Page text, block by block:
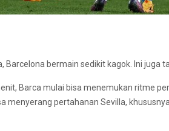
Barcelona bermain sedikit kagok. Ini juga
Barca mulai bisa menemukan ritme
menyerang pertahanan Sevilla,